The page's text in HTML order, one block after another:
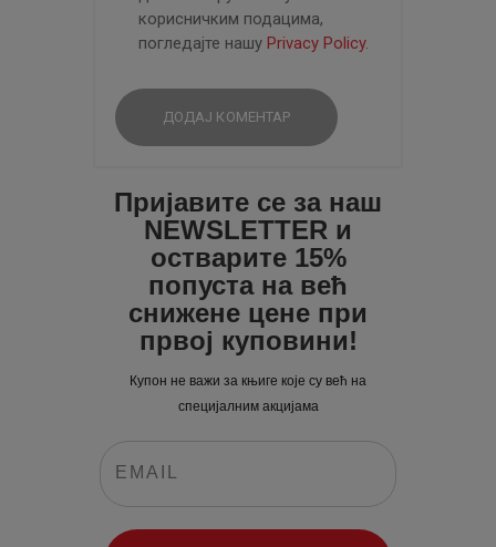
корисничким подацима,
погледајте нашу Privacy Policy.
Пријавите се за наш
NEWSLETTER и
остварите 15%
попуста на већ
снижене цене при
првој куповини!
Купон не важи за књиге које су већ на
специјалним акцијама